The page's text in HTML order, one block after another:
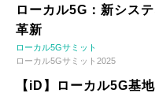
ローカル5G：新シス
革新
ローカル5Gサミット
ローカル5Gサミット2025
【iD】ローカル5G基